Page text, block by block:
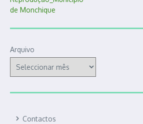
Arquivo
Contactos